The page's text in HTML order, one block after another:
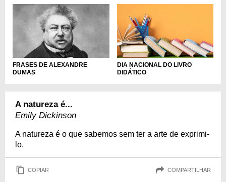
FRASES DE ALEXANDRE
DUMAS
DIA NACIONAL DO LIVRO
DIDÁTICO
A natureza é...
Emily Dickinson
A natureza é o que sabemos sem ter a arte de exprimi-
lo.
COPIAR COMPARTILHAR